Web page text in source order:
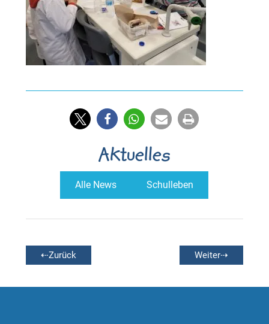
Aktuelles
Alle News Schulleben
⇠Zurück Weiter⇢